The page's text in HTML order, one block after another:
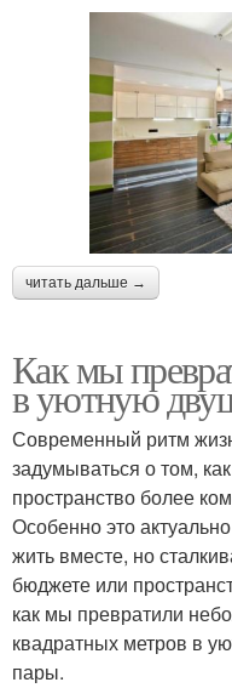
читать дальше →
Как мы
в уютную
Современный ритм
задумываться о том,
пространство более
Особенно это
жить вместе, но
бюджете или
как мы превратили
квадратных метров в
пары.